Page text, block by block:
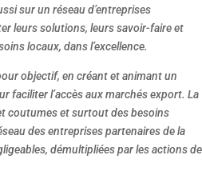
sur un réseau d’entreprises
leurs solutions, leurs savoir-faire et
locaux, dans l’excellence.
objectif, en créant et animant un
faciliter l’accès aux marchés export. La
coutumes et surtout des besoins
des entreprises partenaires de la
démultipliées par les actions de